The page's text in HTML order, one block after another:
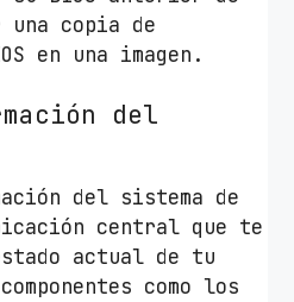
una copia de
en una imagen.
del
del sistema de
central que te
actual de tu
como los